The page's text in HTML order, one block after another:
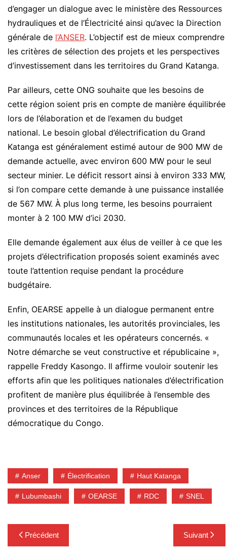
d’engager un dialogue avec le ministère des Ressources
hydrauliques et de l’Électricité ainsi qu’avec la Direction
générale de l’ANSER. L’objectif est de mieux comprendre
les critères de sélection des projets et les perspectives
d’investissement dans les territoires du Grand Katanga.
Par ailleurs, cette ONG souhaite que les besoins de
cette région soient pris en compte de manière équilibrée
lors de l’élaboration et de l’examen du budget
national. Le besoin global d’électrification du Grand
Katanga est généralement estimé autour de 900 MW de
demande actuelle, avec environ 600 MW pour le seul
secteur minier. Le déficit ressort ainsi à environ 333 MW,
si l’on compare cette demande à une puissance installée
de 567 MW. À plus long terme, les besoins pourraient
monter à 2 100 MW d’ici 2030.
Elle demande également aux élus de veiller à ce que les
projets d’électrification proposés soient examinés avec
toute l’attention requise pendant la procédure
budgétaire.
Enfin, OEARSE appelle à un dialogue permanent entre
les institutions nationales, les autorités provinciales, les
communautés locales et les opérateurs concernés. «
Notre démarche se veut constructive et républicaine »,
rappelle Freddy Kasongo. Il affirme vouloir soutenir les
efforts afin que les politiques nationales d’électrification
profitent de manière plus équilibrée à l’ensemble des
provinces et des territoires de la République
démocratique du Congo.
Anser Électrification Haut Katanga
Lubumbashi OEARSE RDC SNEL
Navigation
de
Précédent Suivant